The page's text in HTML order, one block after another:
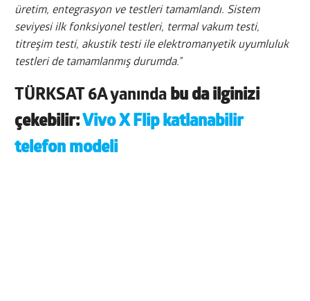
üretim, entegrasyon ve testleri tamamlandı. Sistem
seviyesi ilk fonksiyonel testleri, termal vakum testi,
titreşim testi, akustik testi ile elektromanyetik uyumluluk
testleri de tamamlanmış durumda.”
TÜRKSAT 6A yanında bu da ilginizi
çekebilir: Vivo X Flip katlanabilir
telefon modeli